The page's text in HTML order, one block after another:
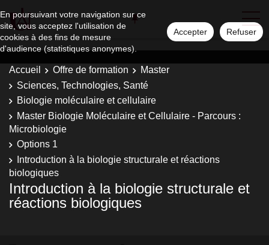
En poursuivant votre navigation sur ce
site, vous acceptez l'utilisation de
cookies à des fins de mesure
d'audience (statistiques anonymes).
Accepter Refuser
Accueil Offre de formation
Master
Sciences, Technologies, Santé
Biologie moléculaire et cellulaire
Master Biologie Moléculaire et Cellulaire - Parcours :
Microbiologie
Options 1
Introduction à la biologie structurale et réactions
biologiques
Introduction à la biologie structurale et
réactions biologiques